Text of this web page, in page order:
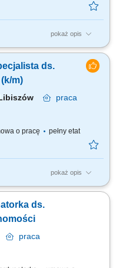
pokaż opis
negocjowaniu umów,
analizować stan prawny
wnioski prawne na
do Gemini.pl i obejmij rolę,
ds.
m)
praca
o pracę pełny etat
pokaż opis
korporacyjna
a jednostkami
i przepływu informacji
ds.
praca